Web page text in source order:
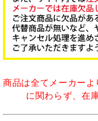
商品は全てメーカー
に関わらず、在